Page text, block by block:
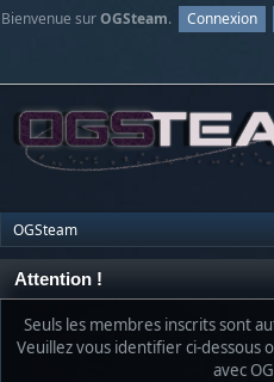
Bienvenue surOGSteam. Connexion
OGSteam
Attention !
Seuls les membres inscrits sont
Veuillez vous identifier ci-dessous
avec